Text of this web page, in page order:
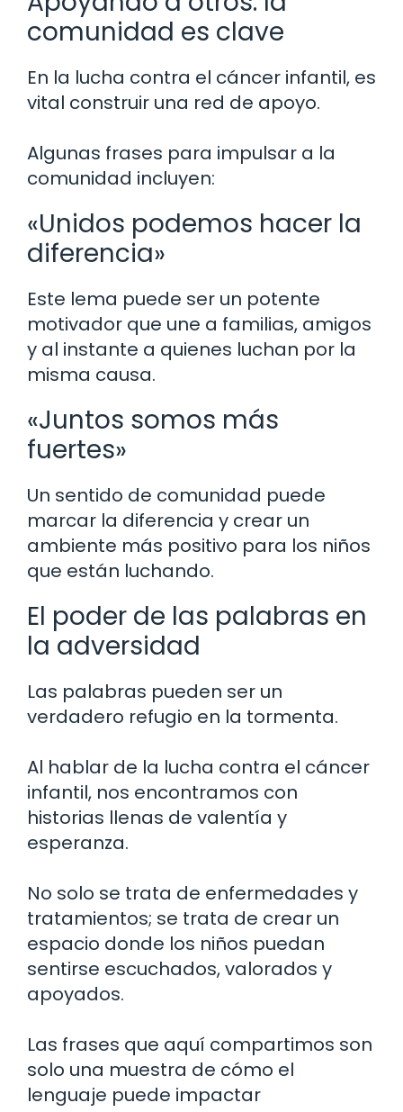
comunidad es clave
En la lucha contra el cáncer infantil, es
vital construir una red de apoyo.
Algunas frases para impulsar a la
comunidad incluyen:
«Unidos podemos hacer la
diferencia»
Este lema puede ser un potente
motivador que une a familias, amigos
y al instante a quienes luchan por la
misma causa.
«Juntos somos más
fuertes»
Un sentido de comunidad puede
marcar la diferencia y crear un
ambiente más positivo para los niños
que están luchando.
El poder de las palabras en
la adversidad
Las palabras pueden ser un
verdadero refugio en la tormenta.
Al hablar de la lucha contra el cáncer
infantil, nos encontramos con
historias llenas de valentía y
esperanza.
No solo se trata de enfermedades y
tratamientos; se trata de crear un
espacio donde los niños puedan
sentirse escuchados, valorados y
apoyados.
Las frases que aquí compartimos son
solo una muestra de cómo el
lenguaje puede impactar